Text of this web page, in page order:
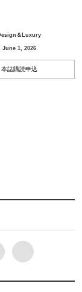
＆Luxury
June 1, 2026
本誌購読申込